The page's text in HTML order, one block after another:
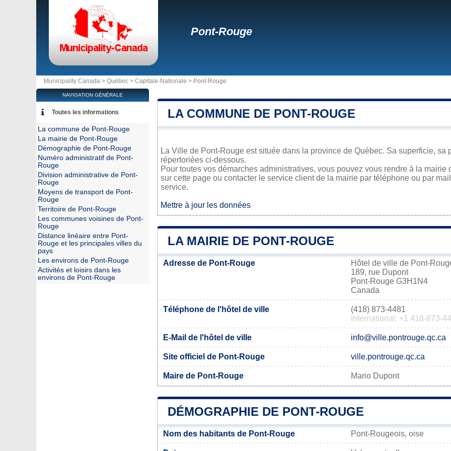
Pont-Rouge
Municipality Canada > Québec > Capitale-Nationale > Pont-Rouge
LA COMMUNE DE PONT-ROUGE
La Ville de Pont-Rouge est située dans la province de Québec. Sa superficie,
répertoriées ci-dessous.
Pour toutes vos démarches administratives, vous pouvez vous rendre à la
sur cette page ou contacter le service client de la mairie par téléphone ou par
service.
Mettre à jour les données
LA MAIRIE DE PONT-ROUGE
Adresse de Pont-Rouge
Hôtel de ville de Pont-
189, rue Dupont
Pont-Rouge G3H1N4
Canada
Téléphone de l'hôtel de ville
(418) 873-4481
International: +1 418-873-
E-Mail de l'hôtel de ville info@ville.pontrouge.qc.ca
Site officiel de Pont-Rouge ville.pontrouge.qc.ca
Maire de Pont-Rouge Mario Dupont
DÉMOGRAPHIE DE PONT-ROUGE
Nom des habitants de Pont-Rouge Pont-Rougeois, oise
NAVIGATION GÉNÉRALE
Toutes les informations
La commune de Pont-Rouge
La mairie de Pont-Rouge
Démographie de Pont-Rouge
Numéro administratif de Pont-
Rouge
Division administrative de Pont-
Rouge
Moyens de transport de Pont-
Rouge
Territoire de Pont-Rouge
Les communes voisines de Pont-
Rouge
Distance linéaire entre Pont-
Rouge et les principales villes du
pays
Les environs de Pont-Rouge
Activités et loisirs dans les
environs de Pont-Rouge